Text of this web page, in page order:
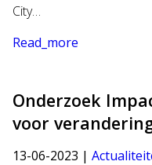
City…
Read_more
Onderzoek
voor
13-06-2023 |